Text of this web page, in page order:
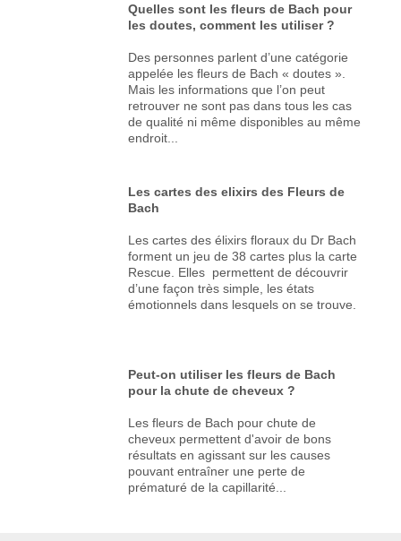
Quelles sont les fleurs de Bach pour
les doutes, comment les utiliser ?
Des personnes parlent d’une catégorie
appelée les fleurs de Bach « doutes ».
Mais les informations que l’on peut
retrouver ne sont pas dans tous les cas
de qualité ni même disponibles au même
endroit...
Les cartes des elixirs des Fleurs de
Bach
Les cartes des élixirs floraux du Dr Bach
forment un jeu de 38 cartes plus la carte
Rescue. Elles permettent de découvrir
d’une façon très simple, les états
émotionnels dans lesquels on se trouve.
Peut-on utiliser les fleurs de Bach
pour la chute de cheveux ?
Les fleurs de Bach pour chute de
cheveux permettent d'avoir de bons
résultats en agissant sur les causes
pouvant entraîner une perte de
prématuré de la capillarité...